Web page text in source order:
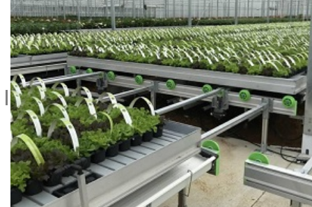
Katalozi
Blog
Projektovanje / Izgradnja
Informacije
Privatnost & Kolačići
Uslovi Korišćenja
Dostava & Povraćaj
Mapa